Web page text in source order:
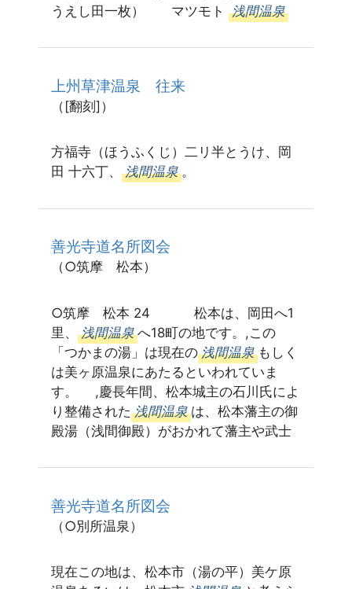
うえし田一枚） マツモト 浅間温泉
上州草津温泉 往来
（[翻刻]）
方福寺（ほうふくじ）二リ半とうけ、岡
田 十六丁、 浅間温泉 。
善光寺道名所図会
（○筑摩 松本）
○筑摩 松本 24 松本は、岡田へ1
里、 浅間温泉 へ18町の地です。,この
「つかまの湯」は現在の 浅間温泉 もしく
は美ヶ原温泉にあたるといわれていま
す。 ,慶長年間、松本城主の石川氏によ
り整備された 浅間温泉 は、松本藩主の御
殿湯（浅間御殿）がおかれて藩主や武士
善光寺道名所図会
（○別所温泉）
現在この地は、松本市（湯の平）美ケ原